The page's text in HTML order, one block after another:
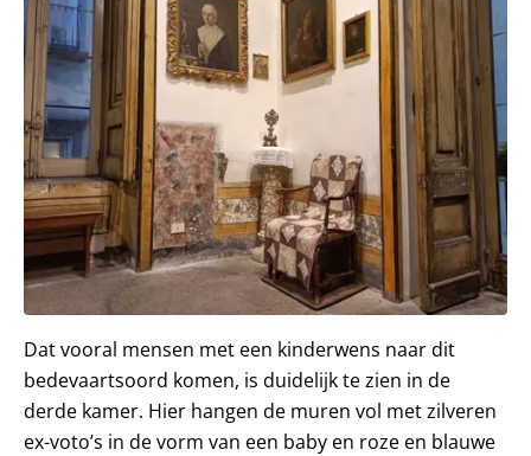
Dat vooral mensen met een kinderwens naar dit
bedevaartsoord komen, is duidelijk te zien in de
derde kamer. Hier hangen de muren vol met zilveren
ex-voto’s in de vorm van een baby en roze en blauwe